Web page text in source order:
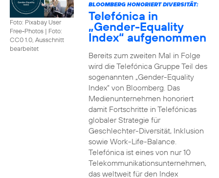
Foto: Pixabay User
Free-Photos | Foto:
CC0 1.0, Ausschnitt
bearbeitet
BLOOMBERG HONORIERT DIVERSITÄT:
Telefónica in
„Gender-Equality
Index“ aufgenommen
Bereits zum zweiten Mal in Folge
wird die Telefónica Gruppe Teil des
sogenannten „Gender-Equality
Index“ von Bloomberg. Das
Medienunternehmen honoriert
damit Fortschritte in Telefónicas
globaler Strategie für
Geschlechter-Diversität, Inklusion
sowie Work-Life-Balance.
Telefónica ist eines von nur 10
Telekommunikationsunternehmen,
das weltweit für den Index